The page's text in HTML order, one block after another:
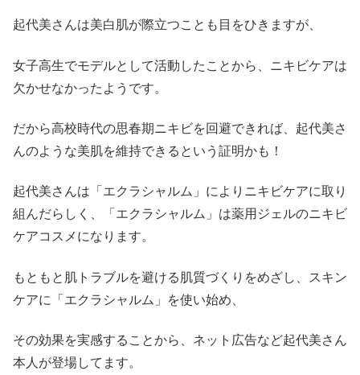
起代美さんは美白肌が際立つことも目をひきますが、
女子高生でモデルとして活動したことから、ニキビケアは
欠かせなかったようです。
だから高校時代の思春期ニキビを回避できれば、起代美さ
んのような美肌を維持できるという証明かも！
起代美さんは「エクラシャルム」によりニキビケアに取り
組んだらしく、「エクラシャルム」は薬用ジェルのニキビ
ケアコスメになります。
もともと肌トラブルを避ける肌質づくりをめざし、スキン
ケアに「エクラシャルム」を使い始め、
その効果を実感することから、ネット広告など起代美さん
本人が登場してます。